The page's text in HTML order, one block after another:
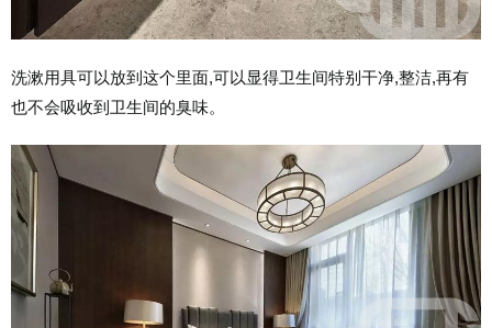
洗漱用具可以放到这个里面,可以显得卫生间特别干净,整洁,再有
也不会吸收到卫生间的臭味。